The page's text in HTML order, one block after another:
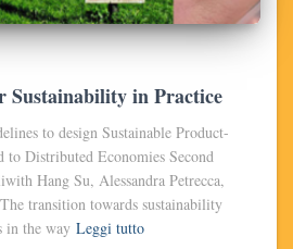
Sustainability in Practice
to design Sustainable Product-
to Distributed Economies Second
Hang Su, Alessandra Petrecca,
transition towards sustainability
in the way Leggi tutto